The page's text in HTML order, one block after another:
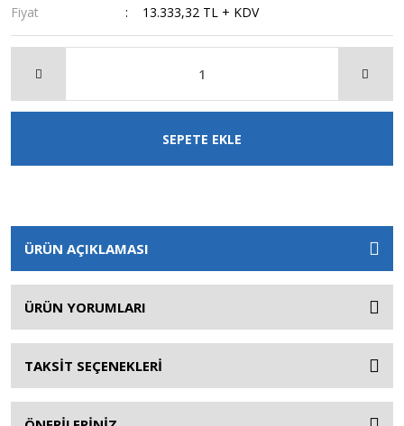
Fiyat
13.333,32 TL + KDV
SEPETE EKLE
ÜRÜN AÇIKLAMASI
ÜRÜN YORUMLARI
TAKSİT SEÇENEKLERİ